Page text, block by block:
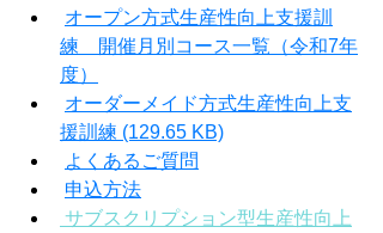
オープン方式生産性向上支援訓
練　開催月別コース一覧（令和7年
度）
オーダーメイド方式生産性向上支
援訓練 (129.65 KB)
よくあるご質問
申込方法
サブスクリプション型生産性向上